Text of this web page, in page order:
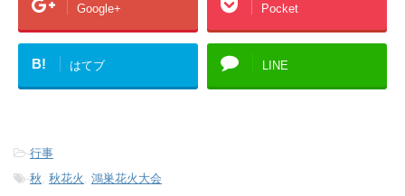
Google+ Pocket
B! はてブ LINE
-行事
-秋, 秋花火 , 鴻巣花火大会